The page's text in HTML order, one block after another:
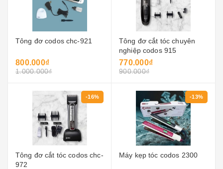
Tông đơ codos chc-921
800.000₫
1.000.000₫
Tông đơ cắt tóc chuyên
nghiệp codos 915
770.000₫
900.000₫
-16%
Tông đơ cắt tóc codos chc-
972
-13%
Máy kẹp tóc codos 2300